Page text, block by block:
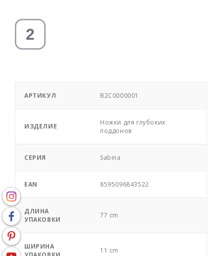
АРТИКУЛ B2C0000001
ИЗДЕЛИЕ
Ножки для глубоких
поддонов
СЕРИЯ Sabina
EAN 8595096843522
ДЛИНА
УПАКОВКИ
77 cm
ШИРИНА
11 cm